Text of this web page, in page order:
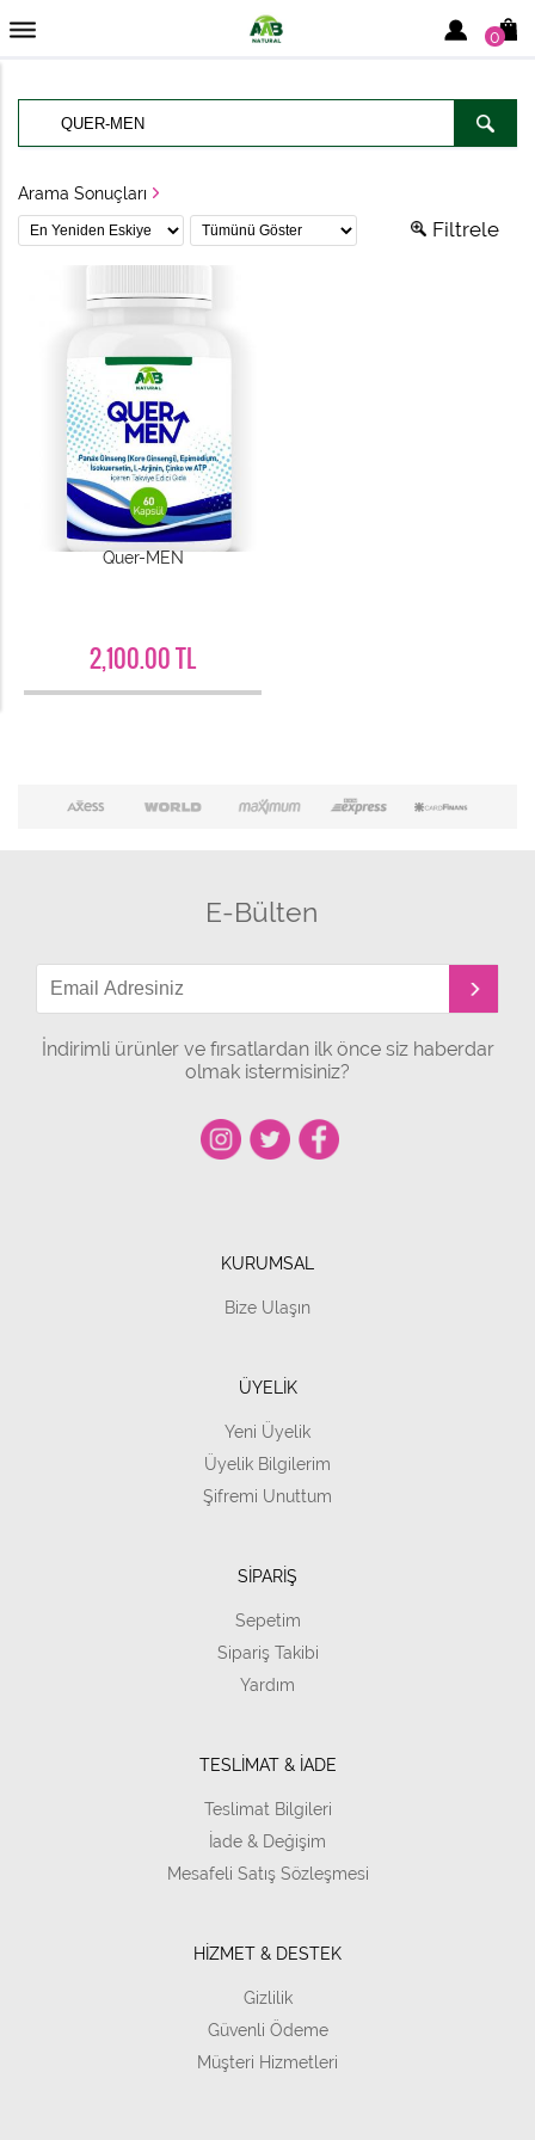
0
Arama Sonuçları
Filtrele
Quer-MEN
2,100.00 TL
E-Bülten
İndirimli ürünler ve fırsatlardan ilk önce siz haberdar
olmak istermisiniz?
KURUMSAL
Bize Ulaşın
ÜYELİK
Yeni Üyelik
Üyelik Bilgilerim
Şifremi Unuttum
SİPARİŞ
Sepetim
Sipariş Takibi
Yardım
TESLİMAT & İADE
Teslimat Bilgileri
İade & Değişim
Mesafeli Satış Sözleşmesi
HİZMET & DESTEK
Gizlilik
Güvenli Ödeme
Müşteri Hizmetleri